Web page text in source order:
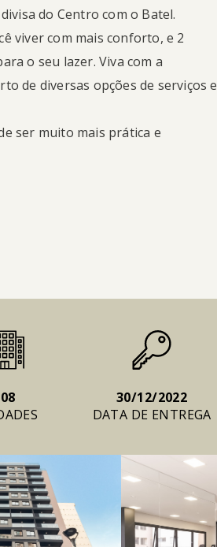
do Centro com o Batel.
viver com mais conforto, e 2
o seu lazer. Viva com a
de diversas opções de serviços e
ser muito mais prática e
30/12/2022
DATA DE ENTREGA